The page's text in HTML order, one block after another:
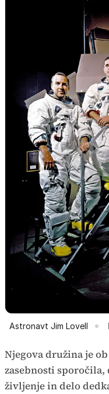
Astronavt Jim Lovell
Njegova družina je
zasebnosti sporočila,
življenje in delo